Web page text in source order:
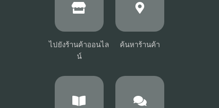
ไปยังร้านค้าออนไล
น์
ค้นหาร้านค้า